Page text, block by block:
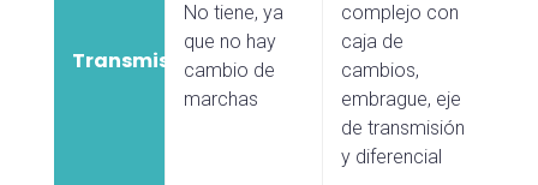
Transmisión
No tiene, ya
que no hay
cambio de
marchas
complejo con
caja de
cambios,
embrague, eje
de transmisión
y diferencial